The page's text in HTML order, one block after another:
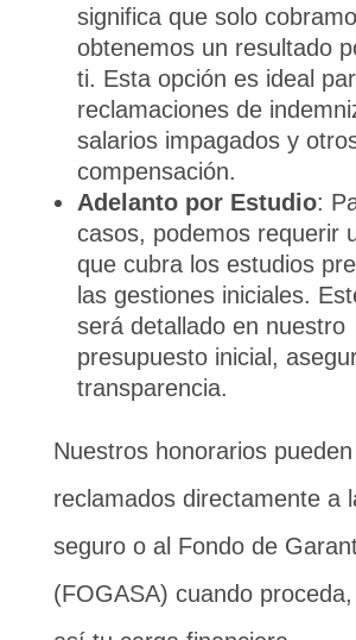
significa que solo
obtenemos un resultado
ti. Esta opción es ideal
reclamaciones de
salarios impagados y
compensación.
Adelanto por Estudio:
casos, podemos requerir
que cubra los estudios
las gestiones iniciales.
será detallado en nuestro
presupuesto inicial,
transparencia.
Nuestros honorarios
reclamados directamente a
seguro o al Fondo de
(FOGASA) cuando